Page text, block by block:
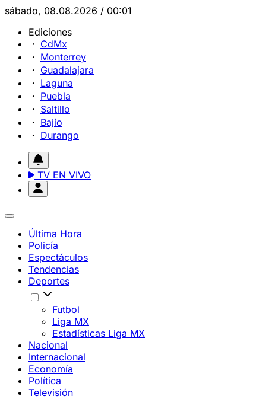
sábado, 08.08.2026 / 00:01
Ediciones
CdMx
Monterrey
Guadalajara
Laguna
Puebla
Saltillo
Bajío
Durango
TV EN VIVO
Última Hora
Policía
Espectáculos
Tendencias
Deportes
Futbol
Liga MX
Estadísticas Liga MX
Nacional
Internacional
Economía
Política
Televisión